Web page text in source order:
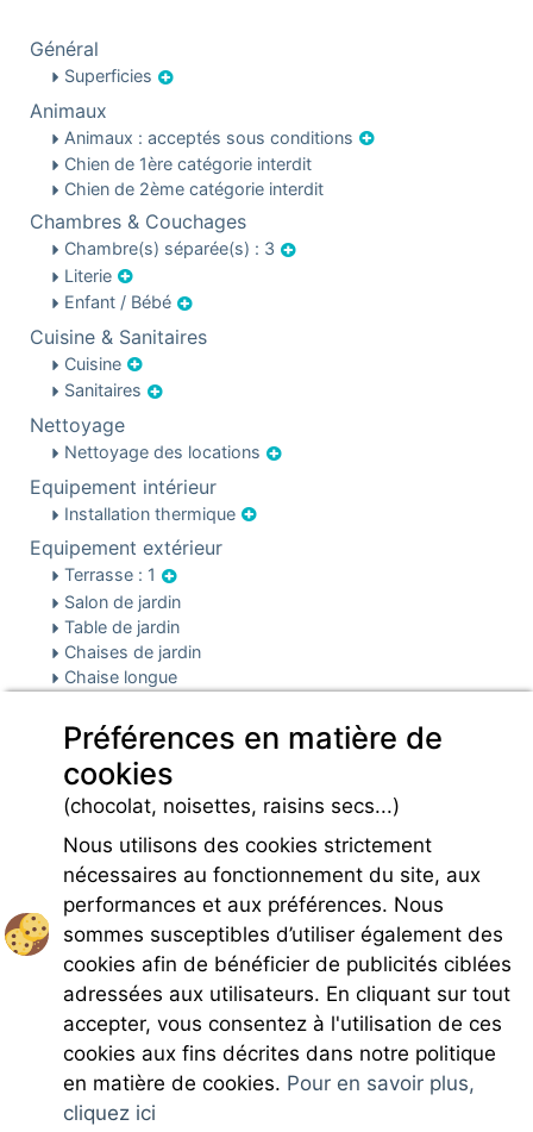
Général
Superficies
Animaux
Animaux : acceptés sous conditions
Chien de 1ère catégorie interdit
Chien de 2ème catégorie interdit
Chambres & Couchages
Chambre(s) séparée(s) : 3
Literie
Enfant / Bébé
Cuisine & Sanitaires
Cuisine
Sanitaires
Nettoyage
Nettoyage des locations
Equipement intérieur
Installation thermique
Equipement extérieur
Terrasse : 1
Salon de jardin
Table de jardin
Chaises de jardin
Chaise longue
Sécurité & parking
Parking
Infos pré et post réservation
Caution locative
Rejoignez-nous
Préférences en matière de
cookies
(chocolat, noisettes, raisins secs...)
Nous utilisons des cookies strictement
nécessaires au fonctionnement du site, aux
performances et aux préférences. Nous
sommes susceptibles d’utiliser également des
cookies afin de bénéficier de publicités ciblées
adressées aux utilisateurs. En cliquant sur tout
accepter, vous consentez à l'utilisation de ces
cookies aux fins décrites dans notre politique
en matière de cookies. Pour en savoir plus,
cliquez ici